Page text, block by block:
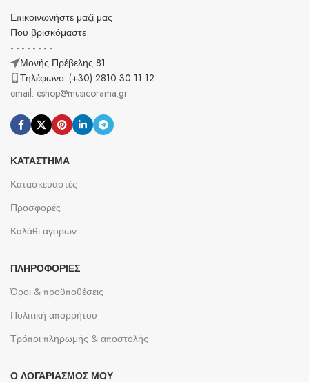
Επικοινωνήστε μαζί μας
Που βρισκόμαστε
- - - - - - - -
Μονής Πρέβελης 81
Τηλέφωνο: (+30) 2810 30 11 12
email: eshop@musicorama.gr
ΚΑΤΆΣΤΗΜΑ
Κατασκευαστές
Προσφορές
Καλάθι αγορών
ΠΛΗΡΟΦΟΡΊΕΣ
Όροι & προϋποθέσεις
Πολιτική απορρήτου
Τρόποι πληρωμής & αποστολής
Ο ΛΟΓΑΡΙΑΣΜΌΣ ΜΟΥ